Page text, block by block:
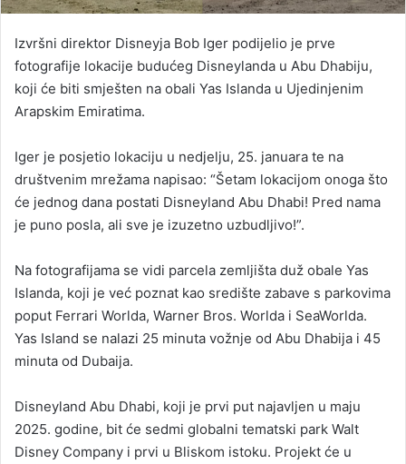
Izvršni direktor Disneyja Bob Iger podijelio je prve
fotografije lokacije budućeg Disneylanda u Abu Dhabiju,
koji će biti smješten na obali Yas Islanda u Ujedinjenim
Arapskim Emiratima.
Iger je posjetio lokaciju u nedjelju, 25. januara te na
društvenim mrežama napisao: “Šetam lokacijom onoga što
će jednog dana postati Disneyland Abu Dhabi! Pred nama
je puno posla, ali sve je izuzetno uzbudljivo!”.
Na fotografijama se vidi parcela zemljišta duž obale Yas
Islanda, koji je već poznat kao središte zabave s parkovima
poput Ferrari Worlda, Warner Bros. Worlda i SeaWorlda.
Yas Island se nalazi 25 minuta vožnje od Abu Dhabija i 45
minuta od Dubaija.
Disneyland Abu Dhabi, koji je prvi put najavljen u maju
2025. godine, bit će sedmi globalni tematski park Walt
Disney Company i prvi u Bliskom istoku. Projekt će u